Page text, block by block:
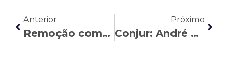
Anterior
Remoção compulsória: qual o direito dos bancários?
Próximo
Conjur: André Lopes opina sobre ratificação da jornada de 12 x 36 horas